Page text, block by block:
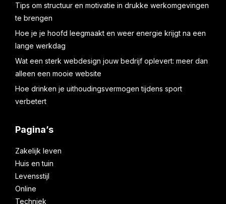
Tips om structuur en motivatie in drukke werkomgevingen
te brengen
Hoe je je hoofd leegmaakt en weer energie krijgt na een
lange werkdag
Wat een sterk webdesign jouw bedrijf oplevert: meer dan
alleen een mooie website
Hoe drinken je uithoudingsvermogen tijdens sport
verbetert
Pagina’s
Zakelijk leven
Huis en tuin
Levensstijl
Online
Techniek